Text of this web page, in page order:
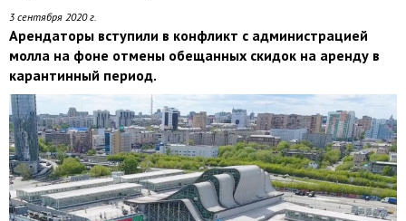
3 сентября 2020 г.
Арендаторы вступили в конфликт с администрацией
молла на фоне отмены обещанных скидок на аренду в
карантинный период.